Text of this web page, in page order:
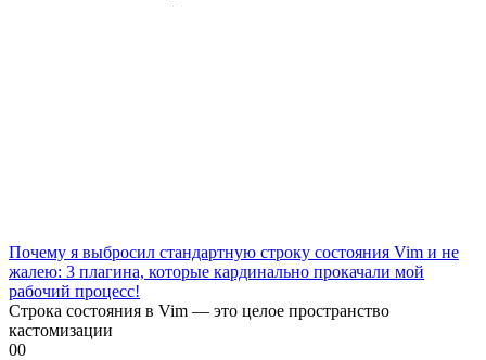
Почему я выбросил стандартную строку состояния Vim и не
жалею: 3 плагина, которые кардинально прокачали мой
рабочий процесс!
Строка состояния в Vim — это целое пространство
кастомизации
00